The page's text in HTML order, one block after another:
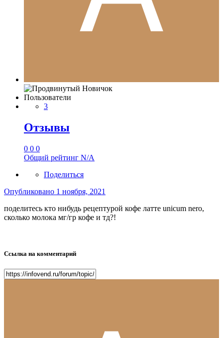
Пользователи
3
Отзывы
0 0 0
Общий рейтинг N/A
Поделиться
Опубликовано 1 ноября, 2021
поделитесь кто нибудь рецептурой кофе латте unicum nero,
сколько молока мг/гр кофе и тд?!
Ссылка на комментарий